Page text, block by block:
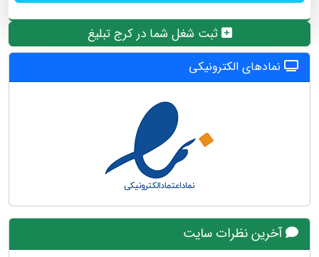
ثبت شغل شما در کرج تبلیغ
نمادهای الکترونیکی
آخرین نظرات سایت